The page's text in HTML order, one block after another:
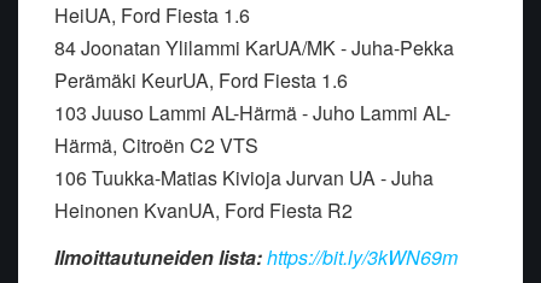
HeiUA, Ford Fiesta 1.6
84 Joonatan Ylilammi KarUA/MK - Juha-Pekka
Perämäki KeurUA, Ford Fiesta 1.6
103 Juuso Lammi AL-Härmä - Juho Lammi AL-
Härmä, Citroën C2 VTS
106 Tuukka-Matias Kivioja Jurvan UA - Juha
Heinonen KvanUA, Ford Fiesta R2
Ilmoittautuneiden lista:https://bit.ly/3kWN69m